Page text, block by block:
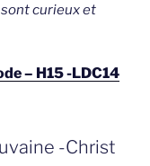
sont curieux et
– H15 -LDC14
-Christ